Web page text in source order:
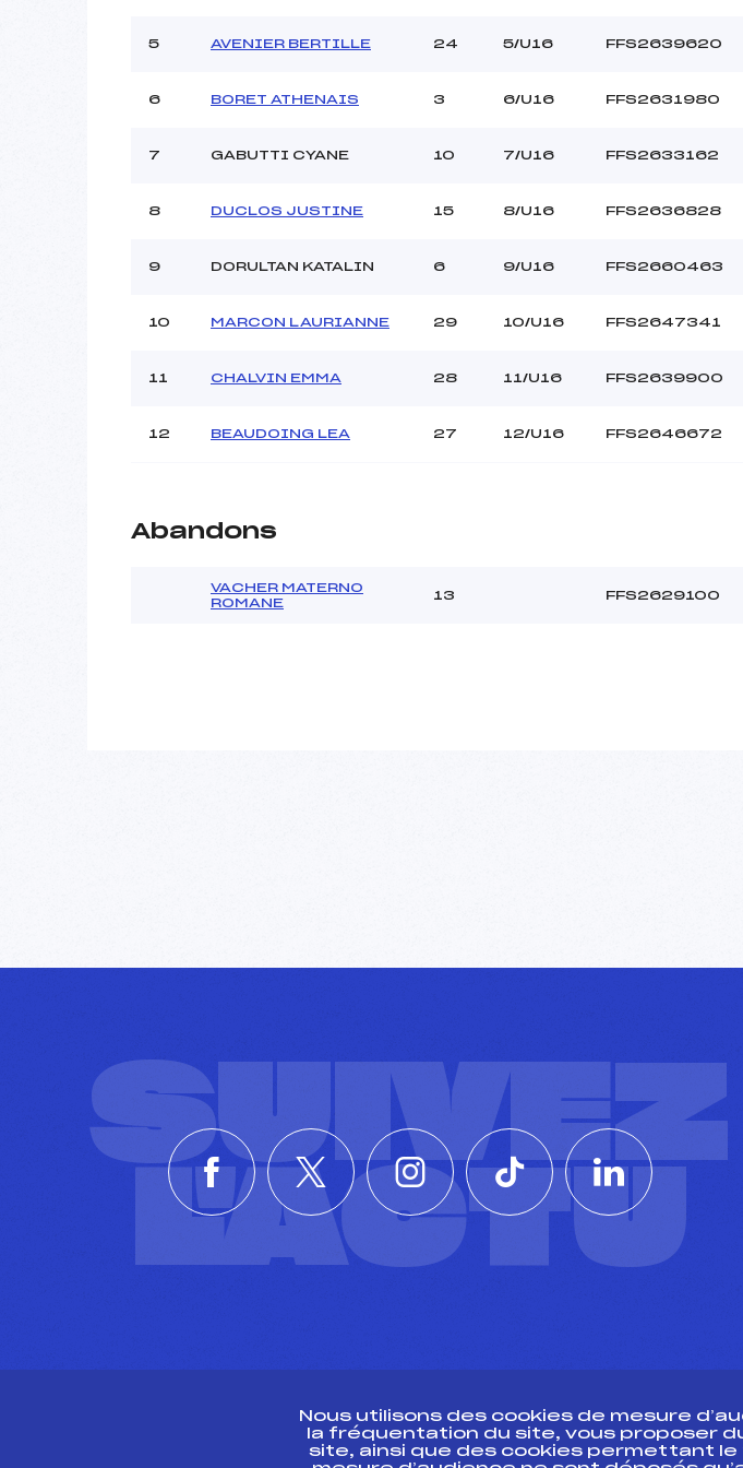
Ouvreurs C :
–
Pénalité appliquée :
–
5 AVENIER BERTILLE 24 5/U16 FFS2639620
6 BORET ATHENAIS 3 6/U16 FFS2631980
7 GABUTTI CYANE 10 7/U16 FFS2633162
8 DUCLOS JUSTINE 15 8/U16 FFS2636828
9 DORULTAN KATALIN 6 9/U16 FFS2660463
10 MARCON LAURIANNE 29 10/U16 FFS2647341
11 CHALVIN EMMA 28 11/U16 FFS2639900
12 BEAUDOING LEA 27 12/U16 FFS2646672
Abandons
VACHER MATERNO
ROMANE
13 FFS2629100
SUIVEZ
L'ACTU
Ressources
Nous utilisons des cookies de mesure
la fréquentation du site, vous proposer
site, ainsi que des cookies permettant